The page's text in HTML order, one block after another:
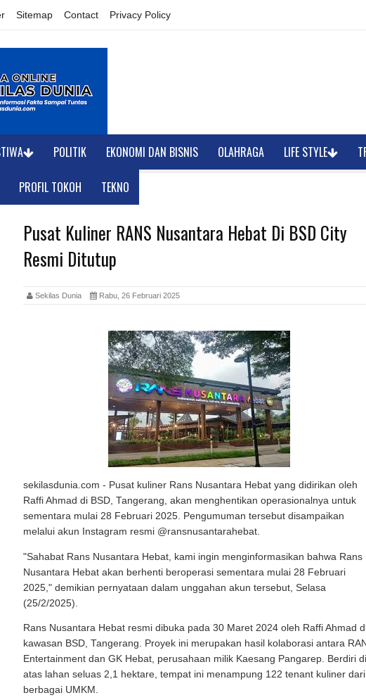
Sitemap Contact Privacy Policy
POLITIK EKONOMI DAN BISNIS OLAHRAGA LIFE STYLE
PROFIL TOKOH
TEKNO
Pusat Kuliner RANS Nusantara Hebat Di BSD City
Resmi Ditutup
Sekilas Dunia Rabu, 26 Februari 2025
sekilasdunia.com - Pusat kuliner Rans Nusantara Hebat yang didirikan oleh
Raffi Ahmad di BSD, Tangerang, akan menghentikan operasionalnya untuk
sementara mulai 28 Februari 2025. Pengumuman tersebut disampaikan
melalui akun Instagram resmi @ransnusantarahebat.
"Sahabat Rans Nusantara Hebat, kami ingin menginformasikan bahwa Rans
Nusantara Hebat akan berhenti beroperasi sementara mulai 28 Februari
2025," demikian pernyataan dalam unggahan akun tersebut, Selasa
(25/2/2025).
Rans Nusantara Hebat resmi dibuka pada 30 Maret 2024 oleh Raffi Ahmad
kawasan BSD, Tangerang. Proyek ini merupakan hasil kolaborasi antara
Entertainment dan GK Hebat, perusahaan milik Kaesang Pangarep. Berdiri di
atas lahan seluas 2,1 hektare, tempat ini menampung 122 tenant kuliner dari
berbagai UMKM.